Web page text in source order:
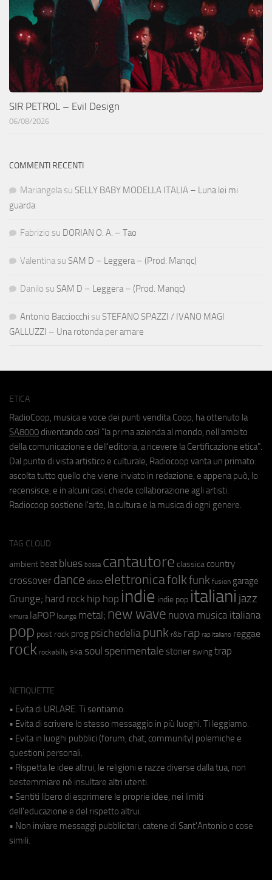
SIR PETROL – Evil Design
06/08/2026
COMMENTI RECENTI
Mariangela su SELLY BABY MODELLA ITALIA – Luna lei mi
guarda
Fabrizio su DORIAN O. A. – Tao
Valentina su SAM D – Leggera – (Prod. Manqc)
Danilo su SAM D – Leggera – (Prod. Manqc)
Antonio Bacciocchi su STEFANO SPAZZI / IVANO MAGI
GALLUZZI – Una rotonda per amare
ETICA
RadioCoop, musica e voce dei punti vendita Coop, ha ottenuto la
SA8000 diventando così "la prima azienda al mondo, nell'ambito
della comunicazione e dell'editoria, a ricevere la Certificazione etica".
Dal punto di vista artistico e culturale, Radiocoop vanta un primato:
ascolta tutto quello che viene inviato in redazione, e appena può, lo
recensisce, e in alcuni casi, chiede collaborazione agli artisti.
Radiocoop sostiene l'arte, la cultura e la musica di ogni genere.
TAG CLOUD
ambient beat blues bossa cantautore classica country
crossover dance disco elettronicafolkfunk fusion garage
Grunge; hard rock hip hop indie indie pop italiani jazz
kimura laPOP lounge metal; new wave nuova musica italiana
pop post rock prog psichedeliapunk r&b rap rap italiano reggae
rock rockabilly ska soul sperimentale stoner swing trap
NETIQUETTE
• Evita di URLARE. Ti sentiamo.
• Evita di scrivere lo stesso messaggio in più luoghi. Ti leggiamo.
• Evita in luoghi pubblici (forum, chat, community) polemiche e
questioni personali.
• Rispetta le idee altrui, le religioni e razze diverse dalla tua, non
bestemmiare né insultare altri utenti.
• Sentiti libero di esprimere le proprie idee, nei limiti
dell'educazione e del rispetto altrui.
• Non inviare messaggi pubblicitari, catene di Sant'Antonio o cose
simili.